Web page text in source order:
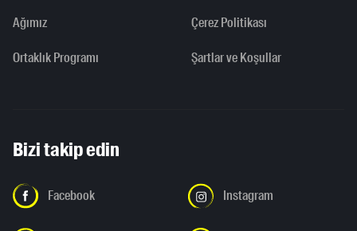
Ağımız
Ortaklık Programı
Çerez Politikası
Şartlar ve Koşullar
Bizi takip edin
Facebook Instagram